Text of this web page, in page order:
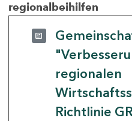
regionalbeihilfen
regionalen
Richtlinie